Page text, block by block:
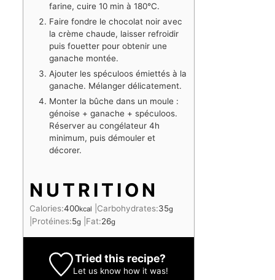
farine, cuire 10 min à 180°C.
Faire fondre le chocolat noir avec
la crème chaude, laisser refroidir
puis fouetter pour obtenir une
ganache montée.
Ajouter les spéculoos émiettés à la
ganache. Mélanger délicatement.
Monter la bûche dans un moule :
génoise + ganache + spéculoos.
Réserver au congélateur 4h
minimum, puis démouler et
décorer.
NUTRITION
Calories:400kcal Carbohydrates:35g
Protéines:5g Fat:26g
Tried this recipe?
Let us knowhow it was!